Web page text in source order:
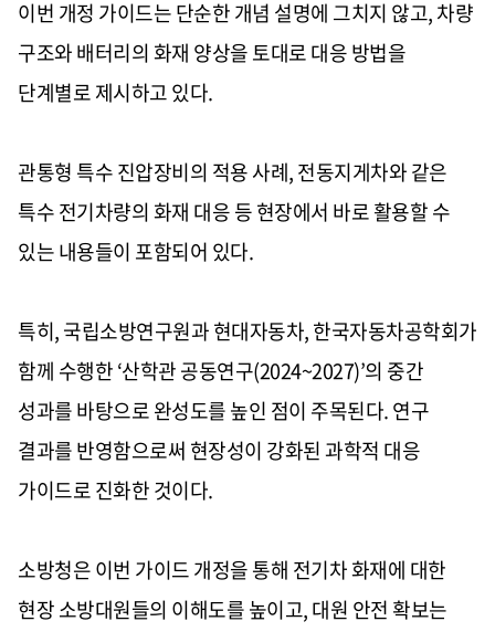
이번 개정 가이드는 단순한 개념 설명에 그치지 않고,차량
구조와 배터리의 화재 양상을 토대로 대응 방법을
단계별로 제시하고 있다.
관통형 특수 진압장비의 적용 사례,전동지게차와 같은
특수 전기차량의 화재 대응 등 현장에서 바로 활용할 수
있는 내용들이 포함되어 있다.
특히,국립소방연구원과 현대자동차,한국자동차공학회가
함께 수행한‘산학관 공동연구(2024~2027)’의 중간
성과를 바탕으로 완성도를 높인 점이 주목된다.연구
결과를 반영함으로써 현장성이 강화된 과학적 대응
가이드로 진화한 것이다.
소방청은 이번 가이드 개정을 통해 전기차 화재에 대한
현장 소방대원들의 이해도를 높이고,대원 안전 확보는